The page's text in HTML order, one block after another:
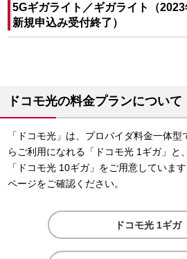
5Gギガライト／ギガライト（2023
新規申込み受付終了）
ドコモ光の料金プランについて
「ドコモ光」は、プロバイダ料金一体
らご利用になれる「ドコモ光 1ギガ」と
「ドコモ光 10ギガ」をご用意していま
ページをご確認ください。
ドコモ光 1ギガ